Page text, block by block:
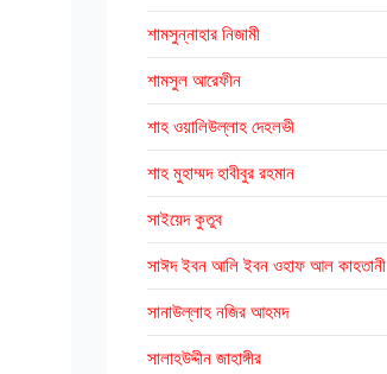
শামসুন্নাহার নিজামী
শামসুল আরেফীন
শাহ ওয়ালিউল্লাহ দেহলভী
শাহ মুহাম্মদ হাবীবুর রহমান
সাইয়েদ কুতুব
সাঈদ ইবন আলি ইবন ওহাফ আল কাহতানী
সানাউল্লাহ নজির আহমদ
সালাহউদ্দীন জাহাঙ্গীর